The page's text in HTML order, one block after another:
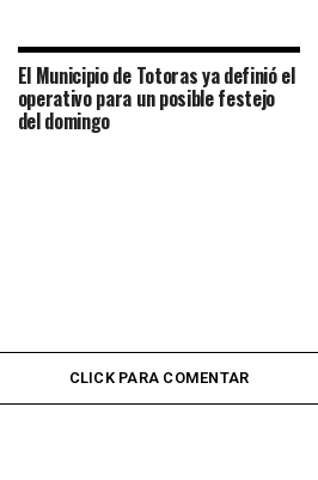
El Municipio de Totoras ya definió el
operativo para un posible festejo
del domingo
CLICK PARA COMENTAR